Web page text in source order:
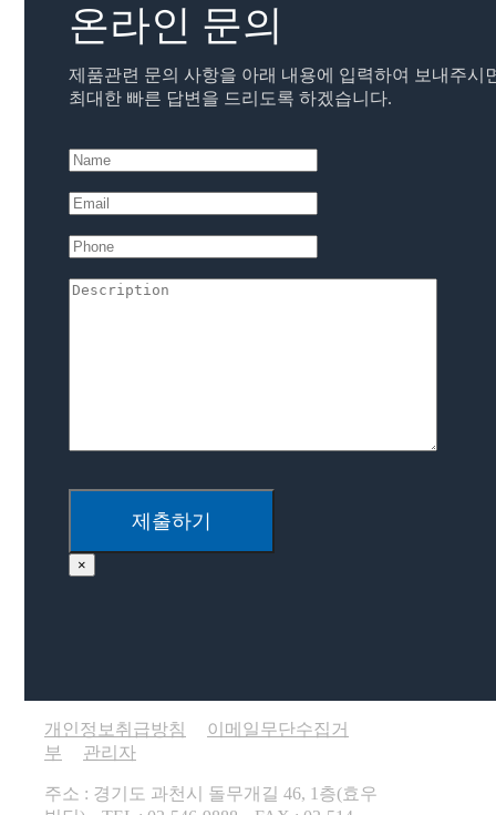
온라인 문의
제품관련 문의 사항을 아래 내용에 입력하여 보내주시
최대한 빠른 답변을 드리도록 하겠습니다.
×
개인정보취급방침
이메일무단수집거
부
관리자
주소 : 경기도 과천시 돌무개길 46, 1층(효우